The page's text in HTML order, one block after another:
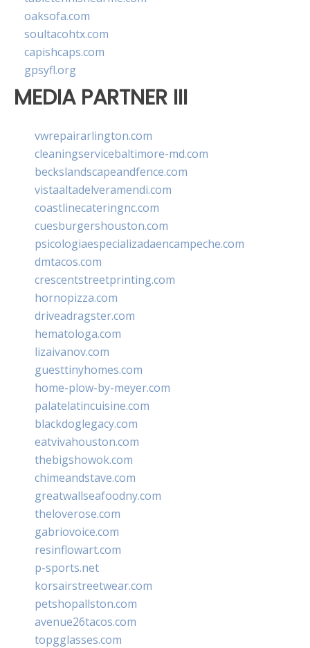
oaksofa.com
soultacohtx.com
capishcaps.com
gpsyfl.org
MEDIA PARTNER III
vwrepairarlington.com
cleaningservicebaltimore-md.com
beckslandscapeandfence.com
vistaaltadelveramendi.com
coastlinecateringnc.com
cuesburgershouston.com
psicologiaespecializadaencampeche.com
dmtacos.com
crescentstreetprinting.com
hornopizza.com
driveadragster.com
hematologa.com
lizaivanov.com
guesttinyhomes.com
home-plow-by-meyer.com
palatelatincuisine.com
blackdoglegacy.com
eatvivahouston.com
thebigshowok.com
chimeandstave.com
greatwallseafoodny.com
theloverose.com
gabriovoice.com
resinflowart.com
p-sports.net
korsairstreetwear.com
petshopallston.com
avenue26tacos.com
topgglasses.com